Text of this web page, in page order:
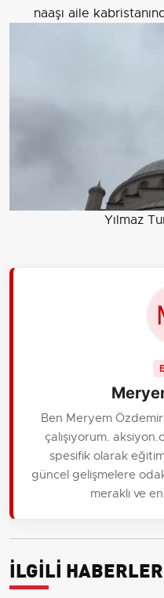
naaşı aile
Yılmaz
Ben Meryem
çalışıyorum.
spesifik olarak
güncel gelişmelere
meraklı ve
İLGİLİ HABERLER